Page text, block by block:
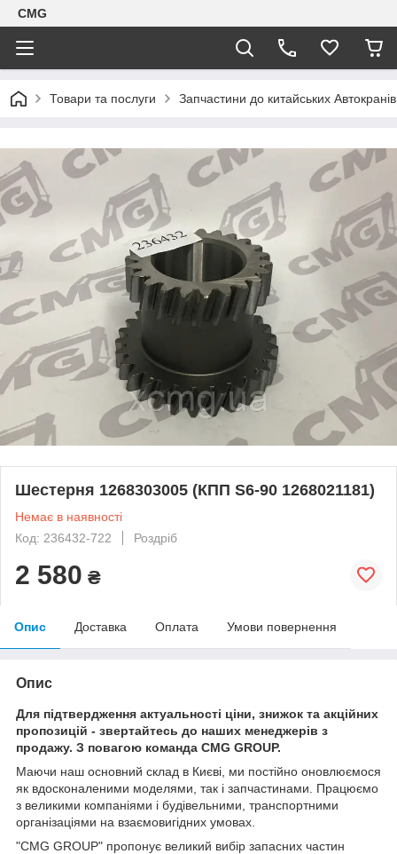
CMG
Товари та послуги Запчастини до китайських Автокранів
Шестерня 1268303005 (КПП S6-90 1268021181)
Немає в наявності
Код: 236432-722
Роздріб
2 580 ₴
Опис Доставка Оплата Умови повернення
Опис
Для підтвердження актуальності ціни, знижок та акційних
пропозицій - звертайтесь до наших менеджерів з
продажу. З повагою команда CMG GROUP.
Маючи наш основний склад в Києві, ми постійно оновлюємося
як вдосконаленими моделями, так і запчастинами. Працюємо
з великими компаніями і будівельними, транспортними
організаціями на взаємовигідних умовах.
"CMG GROUP" пропонує великий вибір запасних частин